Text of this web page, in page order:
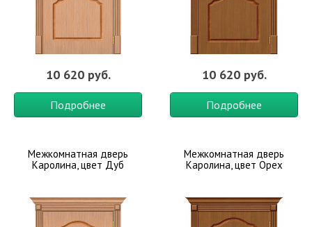
10 620 руб.
Подробнее
10 620 руб.
Подробнее
Межкомнатная дверь
Каролина, цвет Дуб
Межкомнатная дверь
Каролина, цвет Орех